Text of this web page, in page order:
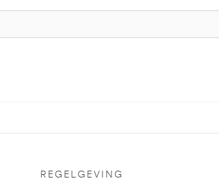
REGELGEVING